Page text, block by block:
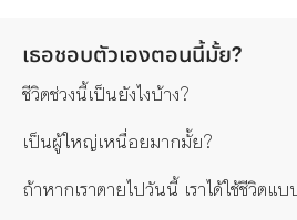
เธอชอบตัวเองตอนนี้มั้ย?
ชีวิตช่วงนี้เป็นยังไงบ้าง?
เป็นผู้ใหญ่เหนื่อยมากมั้ย?
ถ้าหากเราตายไปวันนี้ เราได้ใช้ชีวิตแบ